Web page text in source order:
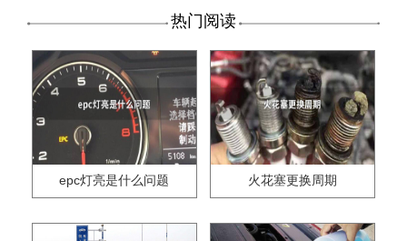
热门阅读
epc灯亮是什么问题 火花塞更换周期